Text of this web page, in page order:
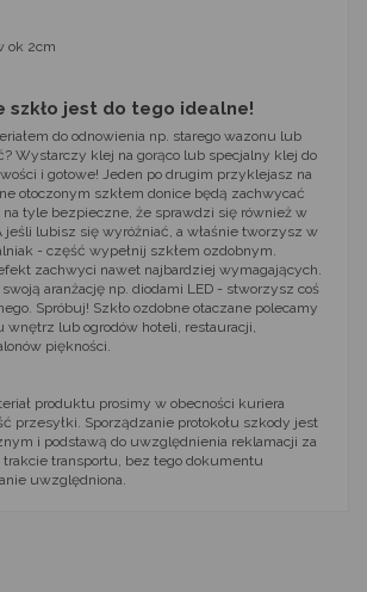
ok 2cm
szkło jest do tego idealne!
do odnowienia np. starego wazonu lub
Wystarczy klej na gorąco lub specjalny klej do
i gotowe! Jeden po drugim przyklejasz na
otoczonym szkłem donice będą zachwycać
na tyle bezpieczne, że sprawdzi się również w
jeśli lubisz się wyróżniać, a właśnie tworzysz w
- część wypełnij szkłem ozdobnym.
zachwyci nawet najbardziej wymagających.
aranżację np. diodami LED - stworzysz coś
Spróbuj! Szkło ozdobne otaczane polecamy
wnętrz lub ogrodów hoteli, restauracji,
piękności.
produktu prosimy w obecności kuriera
przesyłki. Sporządzanie protokołu szkody jest
i podstawą do uwzględnienia reklamacji za
trakcie transportu, bez tego dokumentu
uwzględniona.